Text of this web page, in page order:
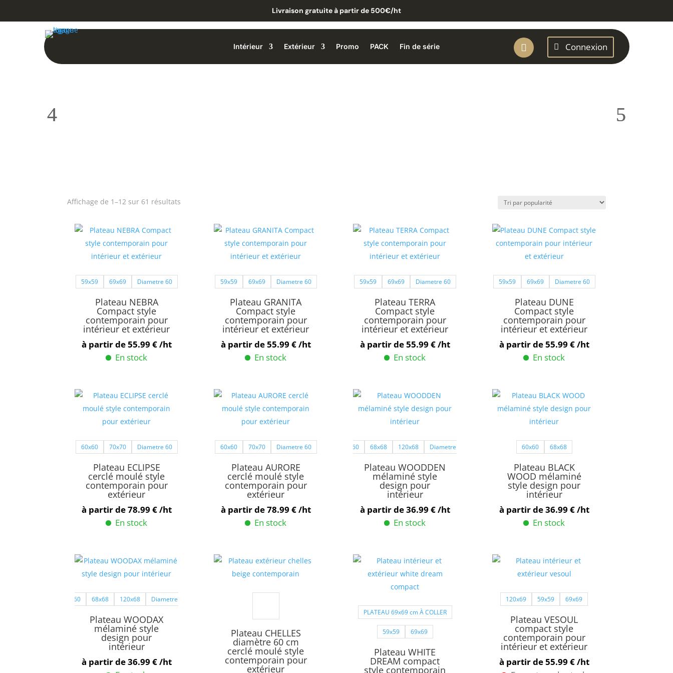
Livraison gratuite à partir de 500€/ht
Intérieur Extérieur Promo PACK Fin de série  Connexion
Affichage de 1–12 sur 61 résultats
popularité
59x59 69x69 Diametre 60
Plateau NEBRA
Compact style
contemporain pour
intérieur et extérieur
à partir de55.99 €/ht
En stock
a
plusieurs
variations.
options
être
choisies
sur
la
page
59x59 69x69 Diametre 60
Plateau GRANITA
Compact style
contemporain pour
intérieur et extérieur
à partir de55.99 €/ht
En stock
a
plusieurs
variations.
options
être
choisies
sur
la
page
59x59 69x69 Diametre 60
Plateau TERRA
Compact style
contemporain pour
intérieur et extérieur
à partir de55.99 €/ht
En stock
a
plusieurs
variations.
options
être
choisies
sur
la
page
59x59 69x69 Diametre 60
Plateau DUNE
Compact style
contemporain pour
intérieur et extérieur
à partir de55.99 €/ht
En stock
a
plusieurs
variations.
options
être
choisies
sur
la
page
60x60 70x70 Diametre 60
Plateau ECLIPSE
cerclé moulé style
contemporain pour
extérieur
à partir de78.99 €/ht
En stock
a
plusieurs
Les
peuvent
être
choisies
sur
60x60 70x70 Diametre 60
Plateau AURORE
cerclé moulé style
contemporain pour
extérieur
à partir de78.99 €/ht
En stock
a
plusieurs
être
choisies
sur
60x60 68x68 120x68 Diametre 110
Plateau WOODDEN
mélaminé style
design pour
intérieur
à partir de36.99 €/ht
En stock
a
plusieurs
variations.
options
peuvent
être
choisies
sur
60x60 68x68
Plateau BLACK
WOOD mélaminé
style design pour
intérieur
à partir de36.99 €/ht
En stock
a
plusieurs
Les
peuvent
être
choisies
sur
60x60 68x68 120x68 Diametre 110
Plateau WOODAX
mélaminé style
design pour
intérieur
à partir de36.99 €/ht
Plateau CHELLES
diamètre 60 cm
cerclé moulé style
contemporain pour
extérieur
PLATEAU 69x69 cm À COLLER
59x59 69x69
Plateau WHITE
DREAM compact
style contemporain
120x69 59x59 69x69
Plateau VESOUL
compact style
contemporain pour
intérieur et extérieur
à partir de55.99 €/ht